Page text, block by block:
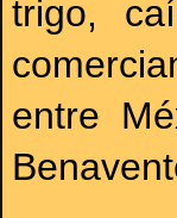
trigo,
entre